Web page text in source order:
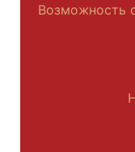
Возможность